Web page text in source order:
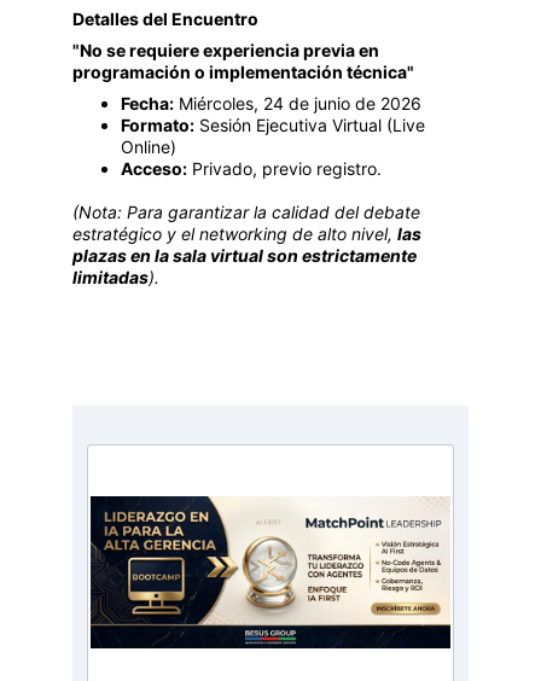
Detalles del Encuentro
"No se requiere experiencia previa en
programación o implementación técnica"
Fecha: Miércoles, 24 de junio de 2026
Formato: Sesión Ejecutiva Virtual (Live
Online)
Acceso: Privado, previo registro.
(Nota: Para garantizar la calidad del debate
estratégico y el networking de alto nivel, las
plazas en la sala virtual son estrictamente
limitadas).